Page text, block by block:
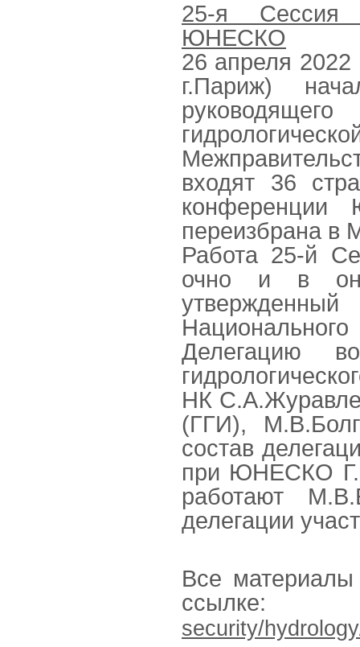
25-я Сессия
ЮНЕСКО
26 апреля
г.Париж)
входят 36
переизбрана в
Работа 25-й
очно и в он-
утвержденный
Делегацию
НК
(ГГИ),
состав
при ЮНЕСКО
работают
делегации
Все
security/